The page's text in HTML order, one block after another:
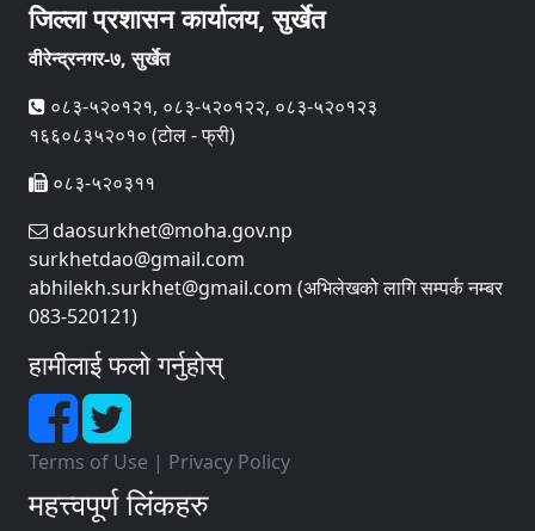
जिल्ला प्रशासन कार्यालय, सुर्खेत
वीरेन्द्रनगर-७, सुर्खेत
०८३-५२०१२१, ०८३-५२०१२२, ०८३-५२०१२३
१६६०८३५२०१० (टोल - फ्री)
०८३-५२०३११
daosurkhet@moha.gov.np
surkhetdao@gmail.com
abhilekh.surkhet@gmail.com (अभिलेखको लागि सम्पर्क नम्बर
083-520121)
हामीलाई फलो गर्नुहोस्
Terms of Use | Privacy Policy
महत्त्वपूर्ण लिंकहरु